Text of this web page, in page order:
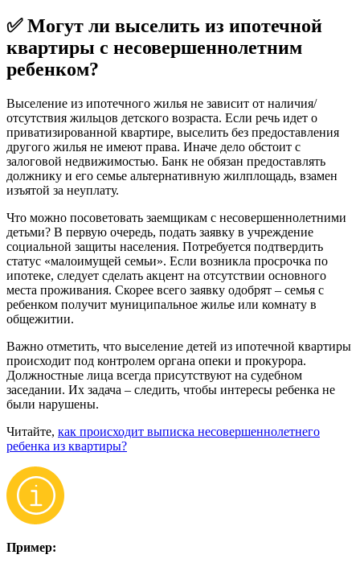
✅ Могут ли выселить из ипотечной
квартиры с несовершеннолетним
ребенком?
Выселение из ипотечного жилья не зависит от наличия/
отсутствия жильцов детского возраста. Если речь идет о
приватизированной квартире, выселить без предоставления
другого жилья не имеют права. Иначе дело обстоит с
залоговой недвижимостью. Банк не обязан предоставлять
должнику и его семье альтернативную жилплощадь, взамен
изъятой за неуплату.
Что можно посоветовать заемщикам с несовершеннолетними
детьми? В первую очередь, подать заявку в учреждение
социальной защиты населения. Потребуется подтвердить
статус «малоимущей семьи». Если возникла просрочка по
ипотеке, следует сделать акцент на отсутствии основного
места проживания. Скорее всего заявку одобрят – семья с
ребенком получит муниципальное жилье или комнату в
общежитии.
Важно отметить, что выселение детей из ипотечной квартиры
происходит под контролем органа опеки и прокурора.
Должностные лица всегда присутствуют на судебном
заседании. Их задача – следить, чтобы интересы ребенка не
были нарушены.
Читайте, как происходит выписка несовершеннолетнего
ребенка из квартиры?
Пример: